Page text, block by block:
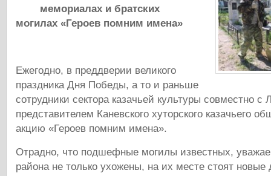
мемориалах и братских
могилах «Героев помним имена»
Ежегодно, в преддверии великого
праздника Дня Победы, а то и раньше
сотрудники сектора казачьей культуры совместно с
представителем Каневского хуторского казачьего
акцию «Героев помним имена».
Отрадно, что подшефные могилы известных,
района не только ухожены, на их месте стоят новые